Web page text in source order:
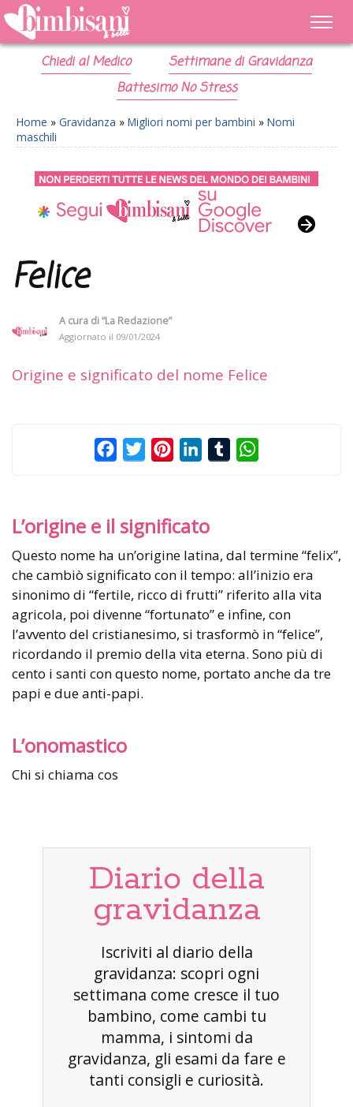
Chiedi al Medico
Settimane di Gravidanza
Battesimo No Stress
Home » Gravidanza » Migliori nomi per bambini » Nomi
maschili
Felice
A cura di“La Redazione”
Aggiornato il 09/01/2024
Origine e significato del nome Felice
FacebookTwitterPinterestLinkedInTumblr
L’origine e il significato
Questo nome ha un’origine latina, dal termine “felix”,
che cambiò significato con il tempo: all’inizio era
sinonimo di “fertile, ricco di frutti” riferito alla vita
agricola, poi divenne “fortunato” e infine, con
l’avvento del cristianesimo, si trasformò in “felice”,
ricordando il premio della vita eterna. Sono più di
cento i santi con questo nome, portato anche da tre
papi e due anti-papi.
L’onomastico
Chi si chiama cos
Diario della
gravidanza
Iscriviti al diario della
gravidanza: scopri ogni
settimana come cresce il tuo
bambino, come cambi tu
mamma, i sintomi da
gravidanza, gli esami da fare e
tanti consigli e curiosità.